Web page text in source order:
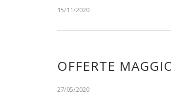
15/11/2020
OFFERTE
27/05/2020